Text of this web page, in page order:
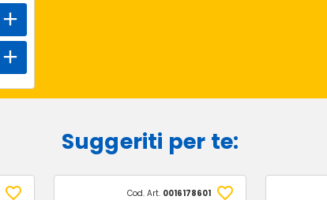
Suggeriti per te:
Cod. Art. 0016178601